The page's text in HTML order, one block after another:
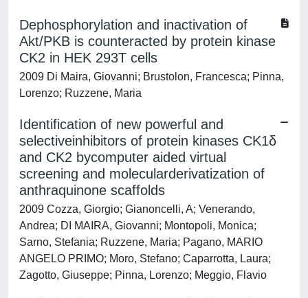
Dephosphorylation and inactivation of
Akt/PKB is counteracted by protein kinase
CK2 in HEK 293T cells
2009 Di Maira, Giovanni; Brustolon, Francesca; Pinna,
Lorenzo; Ruzzene, Maria
Identification of new powerful and
selectiveinhibitors of protein kinases CK1δ
and CK2 bycomputer aided virtual
screening and molecularderivatization of
anthraquinone scaffolds
2009 Cozza, Giorgio; Gianoncelli, A; Venerando,
Andrea; DI MAIRA, Giovanni; Montopoli, Monica;
Sarno, Stefania; Ruzzene, Maria; Pagano, MARIO
ANGELO PRIMO; Moro, Stefano; Caparrotta, Laura;
Zagotto, Giuseppe; Pinna, Lorenzo; Meggio, Flavio